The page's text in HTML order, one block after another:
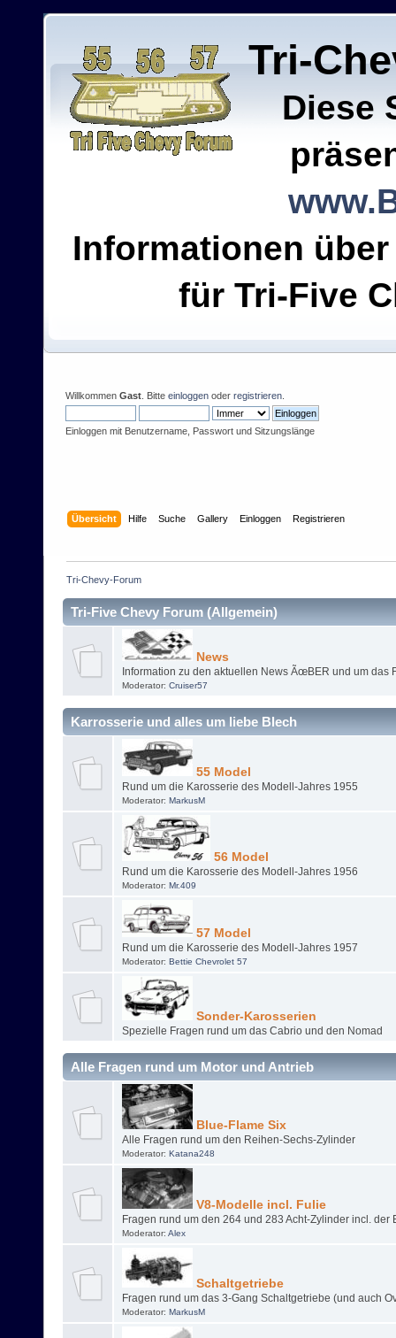
Tri-
Diese
Informationen
für Tri-Five
Willkommen Gast . Bitte einloggen oder registrieren
Einloggen mit Benutzername, Passwort und Sitzungslänge
Übersicht Hilfe Suche Gallery Einloggen Registrieren
Tri-Chevy-Forum
Tri-Five Chevy Forum (Allgemein)
News
Information zu den aktuellen News ÃœBER und um das
Moderator: Cruiser57
Karrosserie und alles um liebe Blech
55 Model
Rund um die Karosserie des Modell-Jahres 1955
Moderator: MarkusM
56 Model
Rund um die Karosserie des Modell-Jahres 1956
Moderator: Mr.409
57 Model
Rund um die Karosserie des Modell-Jahres 1957
Moderator: Bettie Chevrolet 57
Sonder-Karosserien
Spezielle Fragen rund um das Cabrio und den Nomad
Alle Fragen rund um Motor und Antrieb
Blue-Flame Six
Alle Fragen rund um den Reihen-Sechs-Zylinder
Moderator: Katana248
V8-Modelle incl. Fulie
Fragen rund um den 264 und 283 Acht-Zylinder incl. der
Moderator: Alex
Schaltgetriebe
Fragen rund um das 3-Gang Schaltgetriebe (und auch
Moderator: MarkusM